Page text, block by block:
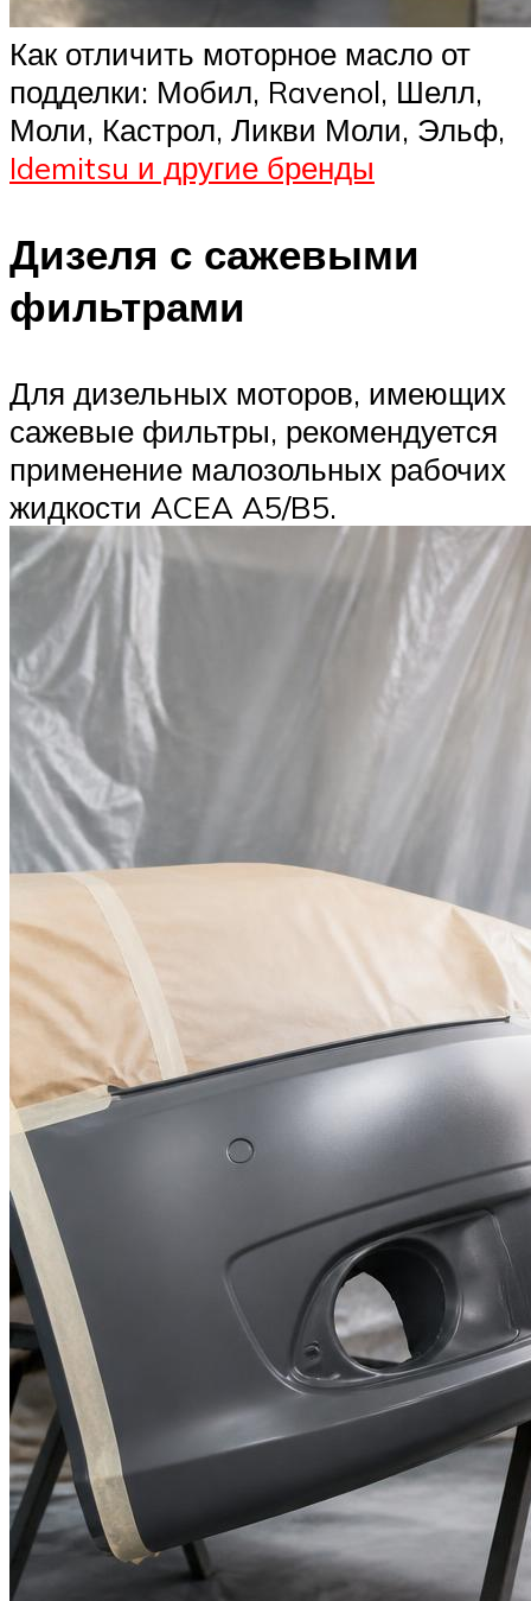
Как отличить моторное масло от
подделки: Мобил, Ravenol, Шелл,
Моли, Кастрол, Ликви Моли, Эльф,
Idemitsu и другие бренды
Дизеля с сажевыми
фильтрами
Для дизельных моторов, имеющих
сажевые фильтры, рекомендуется
применение малозольных рабочих
жидкости ACEA A5/B5.